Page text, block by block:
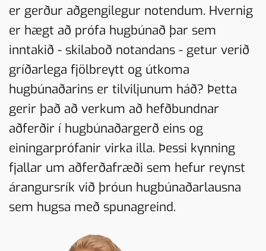
er gerður aðgengilegur notendum. Hvernig
er hægt að prófa hugbúnað þar sem
inntakið - skilaboð notandans - getur verið
gríðarlega fjölbreytt og útkoma
hugbúnaðarins er tilviljunum háð? Þetta
gerir það að verkum að hefðbundnar
aðferðir í hugbúnaðargerð eins og
einingarprófanir virka illa. Þessi kynning
fjallar um aðferðafræði sem hefur reynst
árangursrík við þróun hugbúnaðarlausna
sem hugsa með spunagreind.